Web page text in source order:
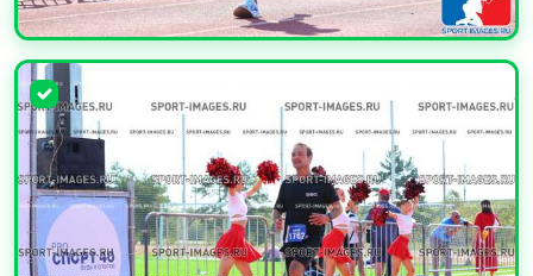
УВЕЛИЧИТЬ